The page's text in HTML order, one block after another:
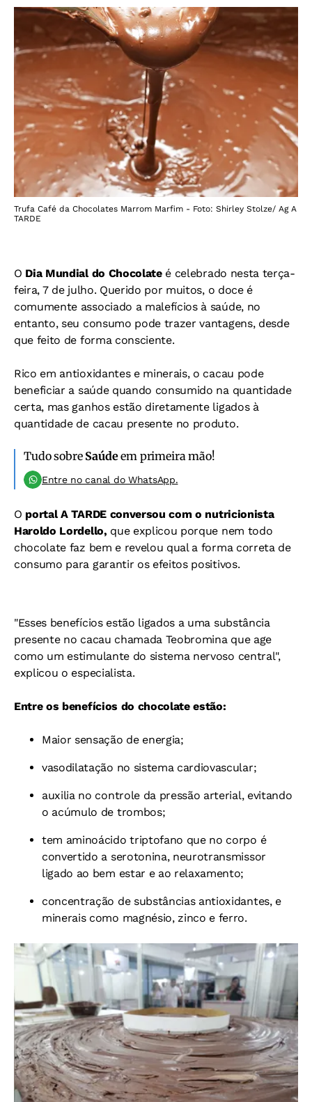
Trufa Café da Chocolates Marrom Marfim - Foto: Shirley Stolze/ Ag A
TARDE
O Dia Mundial do Chocolateé celebrado nesta terça-
feira, 7 de julho. Querido por muitos, o doce é
comumente associado a malefícios à saúde, no
entanto, seu consumo pode trazer vantagens, desde
que feito de forma consciente.
Rico em antioxidantes e minerais, o cacau pode
beneficiar a saúde quando consumido na quantidade
certa, mas ganhos estão diretamente ligados à
quantidade de cacau presente no produto.
Tudo sobre Saúdeem primeira mão!
Entre no canal do WhatsApp.
O portal A TARDE conversou com o nutricionista
Haroldo Lordello, que explicou porque nem todo
chocolate faz bem e revelou qual a forma correta de
consumo para garantir os efeitos positivos.
"Esses benefícios estão ligados a uma substância
presente no cacau chamada Teobromina que age
como um estimulante do sistema nervoso central",
explicou o especialista.
Entre os benefícios do chocolate estão:
Maior sensação de energia;
vasodilatação no sistema cardiovascular;
auxilia no controle da pressão arterial, evitando
o acúmulo de trombos;
tem aminoácido triptofano que no corpo é
convertido a serotonina, neurotransmissor
ligado ao bem estar e ao relaxamento;
concentração de substâncias antioxidantes, e
minerais como magnésio, zinco e ferro.